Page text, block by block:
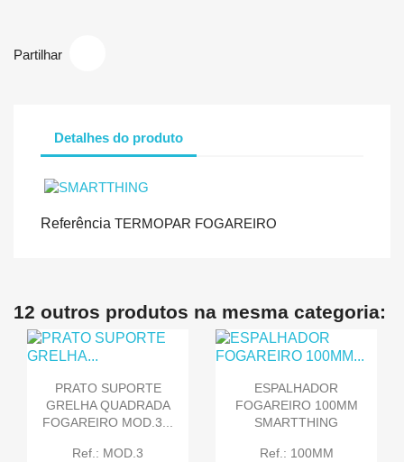
Partilhar
Detalhes do produto
Referência TERMOPAR FOGAREIRO
12 outros produtos na mesma categoria:
PRATO SUPORTE
GRELHA QUADRADA
FOGAREIRO MOD.3...
Ref.: MOD.3
ESPALHADOR
FOGAREIRO 100MM
SMARTTHING
Ref.: 100MM